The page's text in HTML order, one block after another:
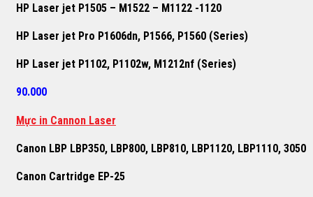
HP Laser jet P1505 – M1522 – M1122 -1120
HP Laser jet Pro P1606dn, P1566, P1560 (Series)
HP Laser jet P1102, P1102w, M1212nf (Series)
90.000
Mực in Cannon Laser
Canon LBP LBP350, LBP800, LBP810, LBP1120, LBP1110, 3050
Canon Cartridge EP-25